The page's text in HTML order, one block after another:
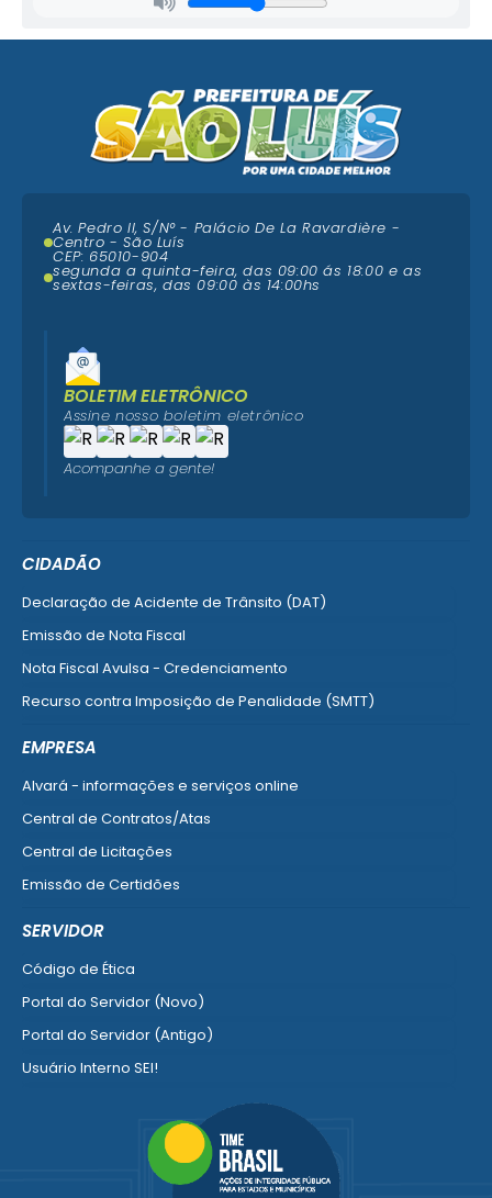
CIDADÃO
Declaração de Acidente de Trânsito (DAT)
Emissão de Nota Fiscal
Nota Fiscal Avulsa - Credenciamento
Recurso contra Imposição de Penalidade (SMTT)
EMPRESA
Alvará - informações e serviços online
Central de Contratos/Atas
Central de Licitações
Emissão de Certidões
SERVIDOR
Código de Ética
Portal do Servidor (Novo)
Portal do Servidor (Antigo)
Usuário Interno SEI!
Portal do Segurado
Av. Pedro II, S/N° - Palácio De La Ravardière -
Centro - São Luís
CEP: 65010-904
segunda a quinta-feira, das 09:00 ás 18:00 e as
sextas-feiras, das 09:00 às 14:00hs
BOLETIM ELETRÔNICO
Assine nosso boletim eletrônico
Acompanhe a gente!